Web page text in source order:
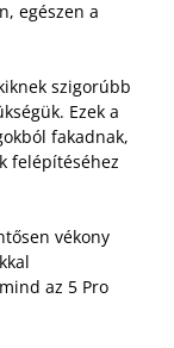
egészen a
szigorúbb
Ezek a
fakadnak,
felépítéséhez
vékony
az 5 Pro